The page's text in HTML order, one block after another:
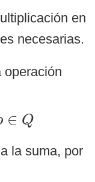
en
necesarias.
operación
∈ Q
∈Q
la suma, por